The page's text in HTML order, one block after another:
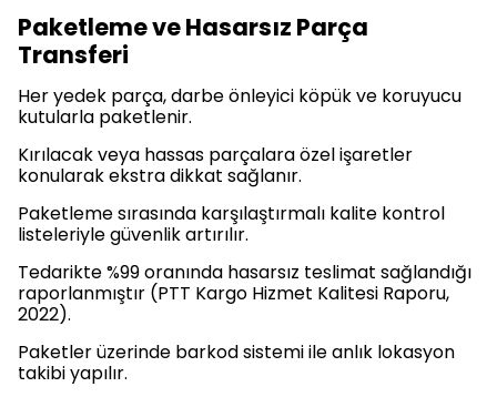
Paketleme ve Hasarsız Parça
Transferi
Her yedek parça, darbe önleyici köpük ve koruyucu
kutularla paketlenir.
Kırılacak veya hassas parçalara özel işaretler
konularak ekstra dikkat sağlanır.
Paketleme sırasında karşılaştırmalı kalite kontrol
listeleriyle güvenlik artırılır.
Tedarikte %99 oranında hasarsız teslimat sağlandığı
raporlanmıştır (PTT Kargo Hizmet Kalitesi Raporu,
2022).
Paketler üzerinde barkod sistemi ile anlık lokasyon
takibi yapılır.